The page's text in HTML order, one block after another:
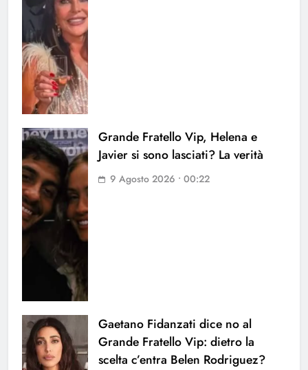
Grande Fratello Vip, Helena e
Javier si sono lasciati? La verità
9 Agosto 2026 • 00:22
Gaetano Fidanzati dice no al
Grande Fratello Vip: dietro la
scelta c’entra Belen Rodriguez?